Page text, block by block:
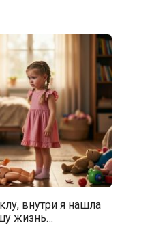
внутри я нашла
жизнь…